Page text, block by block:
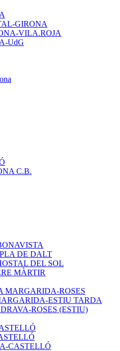
GIRONA
VILA.ROJA
UdG
C.B.
DE DALT
DEL SOL
MÀRTIR
MARGARIDA-ROSES
ESTIU TARDA
ROSES (ESTIU)
CASTELLÓ